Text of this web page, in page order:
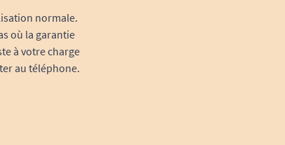
normale.
où la garantie
à votre charge
au téléphone.